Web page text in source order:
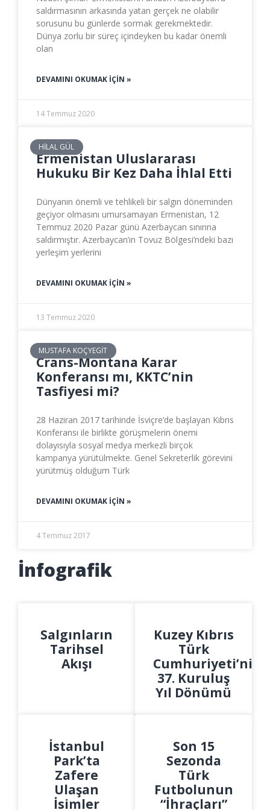
saldırmasının arkasında yatan gerçek ne olabilir
sorusunu bu günlerde sormak gerekmektedir.
Dünya zorlu bir süreç içindeyken bu kadar önemli
olan
DEVAMINI OKUMAK IÇIN »
14 Temmuz 2020
HILAL GÜL
Ermenistan Uluslararası
Hukuku Bir Kez Daha İhlal Etti
Dünyanın önemli ve tehlikeli bir salgın döneminden
geçiyor olmasını umursamayan Ermenistan, 12
Temmuz 2020 Pazar günü Azerbaycan sınırına
saldırmıştır. Azerbaycan’ın Tovuz Bölgesi’ndeki bazı
yerleşim yerlerini
DEVAMINI OKUMAK IÇIN »
13 Temmuz 2020
MUSTAFA KOÇYEGIT
Crans-Montana Karar
Konferansı mı, KKTC’nin
Tasfiyesi mi?
28 Haziran 2017 tarihinde İsviçre’de başlayan Kıbrıs
Konferansı ile birlikte görüşmelerin önemi
dolayısıyla sosyal medya merkezli birçok
kampanya yürütülmekte. Genel Sekreterlik görevini
yürütmüş olduğum Türk
DEVAMINI OKUMAK IÇIN »
4 Temmuz 2017
İnfografik
Salgınların
Tarihsel
Akışı
Kuzey Kıbrıs
Türk
Cumhuriyeti’nin
37. Kuruluş
Yıl Dönümü
İstanbul
Park’ta
Zafere
Ulaşan
İsimler
Son 15
Sezonda
Türk
Futbolunun
“İhraçları”